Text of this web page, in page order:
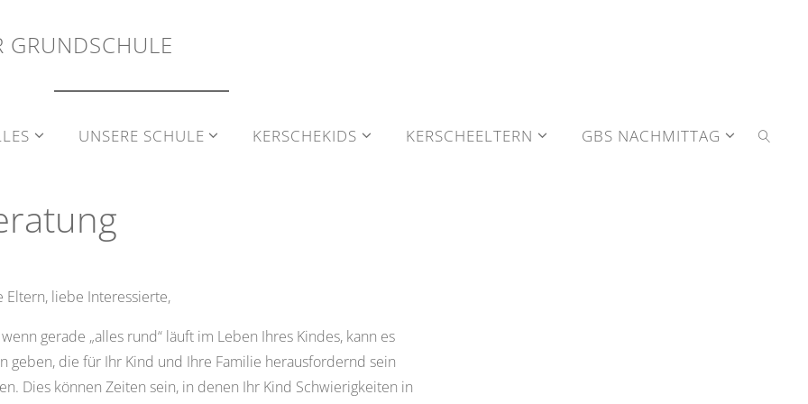
GRUNDSCHULE
UNSERE SCHULE KERSCHEKIDS KERSCHEELTERN GBS NACHMITTAG
Eltern, liebe Interessierte,
gerade „alles rund“ läuft im Leben Ihres Kindes, kann es
geben, die für Ihr Kind und Ihre Familie herausfordernd sein
Dies können Zeiten sein, in denen Ihr Kind Schwierigkeiten in